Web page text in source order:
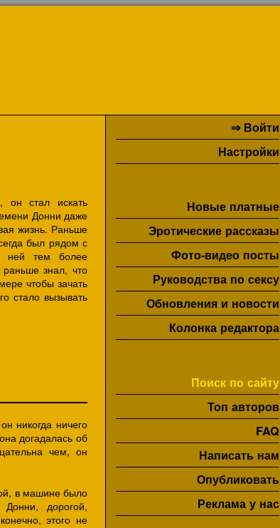
⇒ Войти
Настройки
Новые платные
Эротические рассказы
Фото-видео посты
Руководства по сексу
Обновления и новости
Колонка редактора
Поиск по сайту
Топ авторов
FAQ
Написать нам
Опубликовать
Реклама у нас
стал искать
Донни даже
жизнь. Раньше
был рядом с
тем более
знал, что
чтобы зачать
стало вызывать
никогда ничего
догадалась об
чем, он
в машине было
дорогой,
этого не